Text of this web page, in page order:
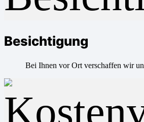
Besichtigung
Bei Ihnen vor Ort verschaffen wir